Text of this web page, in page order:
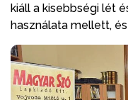
kiáll a kisebbségi lét
használata mellett,